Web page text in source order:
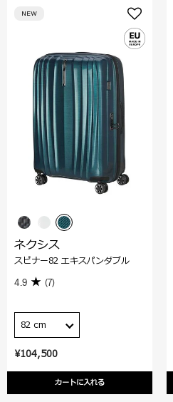
¥104,500
カートに入れる
NEW
ネクシス
スピナー82 エキスパンダブル
4.9 (7)
82 cm